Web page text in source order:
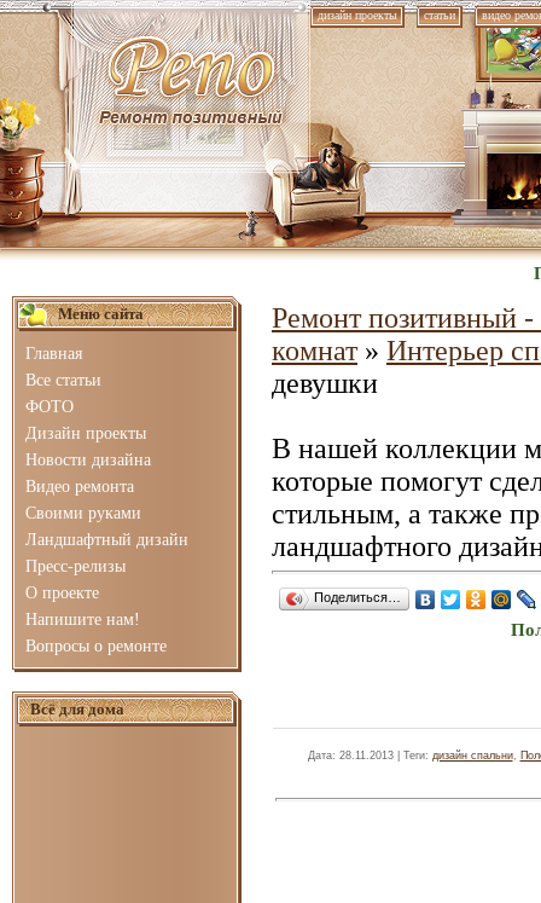
дизайн проекты статьи видео
Меню сайта
Главная
Все статьи
ФОТО
Дизайн проекты
Новости дизайна
Видео ремонта
Своими руками
Ландшафтный дизайн
Пресс-релизы
О проекте
Напишите нам!
Вопросы о ремонте
Всё для дома
Ремонт позитивный -
комнат» Интерьер
девушки
В нашей коллекции
которые помогут
стильным, а также
ландшафтного
Поделиться…
Дата: 28.11.2013 | Теги: дизайн спальни,